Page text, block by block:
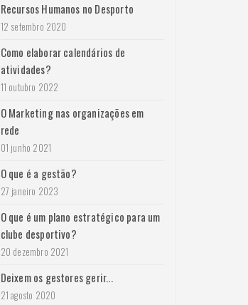
Recursos Humanos no Desporto
12 setembro 2020
Como elaborar calendários de
atividades?
11 outubro 2022
O Marketing nas organizações em
rede
01 junho 2021
O que é a gestão?
27 janeiro 2023
O que é um plano estratégico para um
clube desportivo?
20 dezembro 2021
Deixem os gestores gerir...
21 agosto 2020